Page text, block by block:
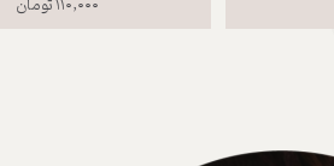
۱۱۰,۰۰۰ تومان